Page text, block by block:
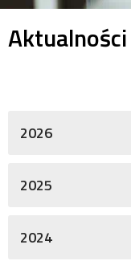
Aktualności
2026
2025
2024